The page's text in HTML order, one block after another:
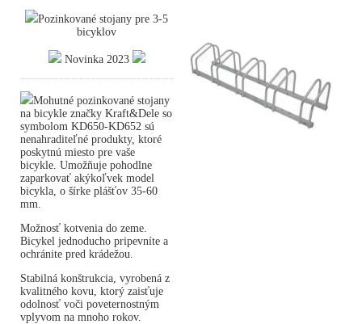
Pozinkované stojany pre 3-5
bicyklov
Novinka 2023
Mohutné pozinkované stojany
na bicykle značky Kraft&Dele so
symbolom KD650-KD652 sú
nenahraditeľné produkty, ktoré
poskytnú miesto pre vaše
bicykle. Umožňuje pohodlne
zaparkovať akýkoľvek model
bicykla, o šírke plášťov 35-60
mm.
Možnosť kotvenia do zeme.
Bicykel jednoducho pripevníte a
ochránite pred krádežou.
Stabilná konštrukcia, vyrobená z
kvalitného kovu, ktorý zaisťuje
odolnosť voči poveternostným
vplyvom na mnoho rokov.